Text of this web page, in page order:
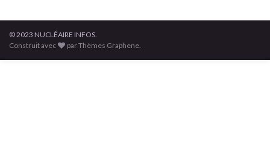
© 2023 NUCLÉAIRE INFOS.
Construit avec
par Thèmes Graphene.